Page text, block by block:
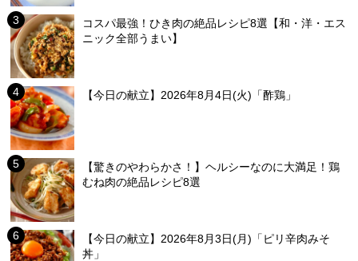
コスパ最強！ひき肉の絶品レシピ8選【和・洋・エス
ニック全部うまい】
【今日の献立】2026年8月4日(火)「酢鶏」
【驚きのやわらかさ！】ヘルシーなのに大満足！鶏
むね肉の絶品レシピ8選
【今日の献立】2026年8月3日(月)「ピリ辛肉みそ
丼」